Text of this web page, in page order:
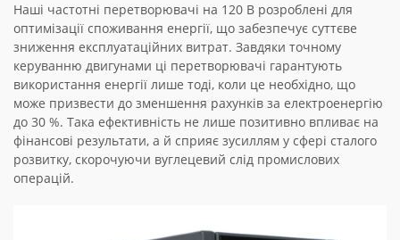
Наші частотні перетворювачі на 120 В розроблені для
оптимізації споживання енергії, що забезпечує суттєве
зниження експлуатаційних витрат. Завдяки точному
керуванню двигунами ці перетворювачі гарантують
використання енергії лише тоді, коли це необхідно, що
може призвести до зменшення рахунків за електроенергію
до 30 %. Така ефективність не лише позитивно впливає на
фінансові результати, а й сприяє зусиллям у сфері сталого
розвитку, скорочуючи вуглецевий слід промислових
операцій.